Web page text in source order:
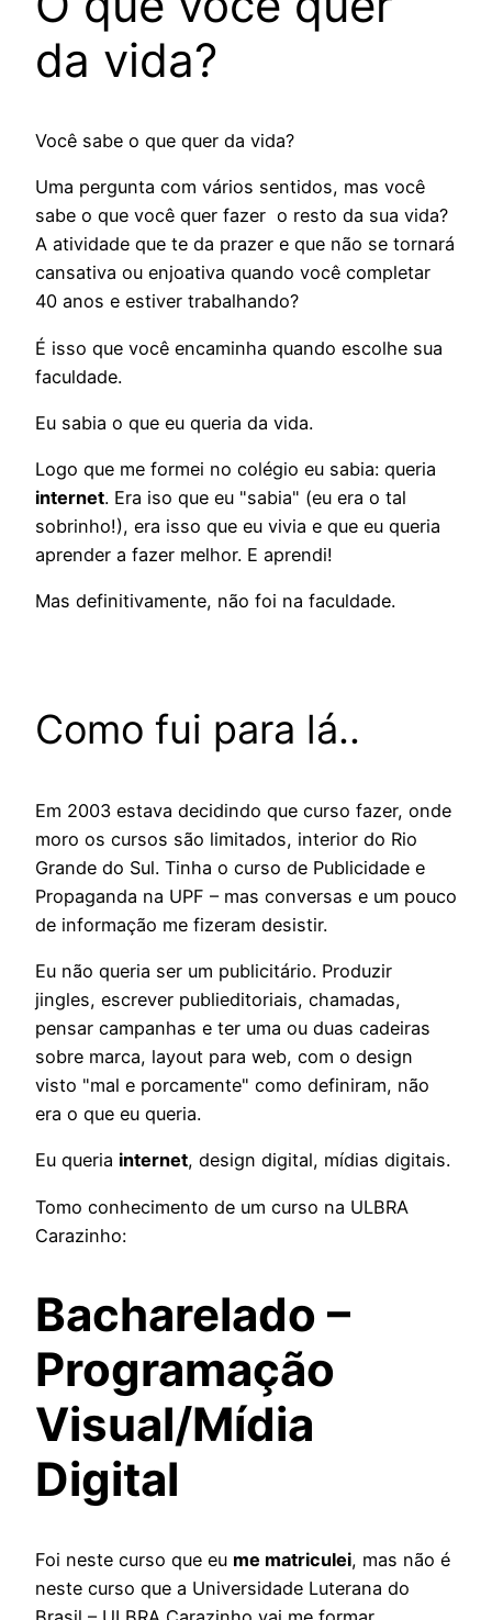
da vida?
Você sabe o que quer da vida?
Uma pergunta com vários sentidos, mas você
sabe o que você quer fazer o resto da sua vida?
A atividade que te da prazer e que não se tornará
cansativa ou enjoativa quando você completar
40 anos e estiver trabalhando?
É isso que você encaminha quando escolhe sua
faculdade.
Eu sabia o que eu queria da vida.
Logo que me formei no colégio eu sabia: queria
internet. Era iso que eu "sabia" (eu era o tal
sobrinho!), era isso que eu vivia e que eu queria
aprender a fazer melhor. E aprendi!
Mas definitivamente, não foi na faculdade.
Como fui para lá..
Em 2003 estava decidindo que curso fazer, onde
moro os cursos são limitados, interior do Rio
Grande do Sul. Tinha o curso de Publicidade e
Propaganda na UPF – mas conversas e um pouco
de informação me fizeram desistir.
Eu não queria ser um publicitário. Produzir
jingles, escrever publieditoriais, chamadas,
pensar campanhas e ter uma ou duas cadeiras
sobre marca, layout para web, com o design
visto "mal e porcamente" como definiram, não
era o que eu queria.
Eu queria internet, design digital, mídias digitais.
Tomo conhecimento de um curso na ULBRA
Carazinho:
Bacharelado –
Programação
Visual/Mídia
Digital
Foi neste curso que eu me matriculei, mas não é
neste curso que a Universidade Luterana do